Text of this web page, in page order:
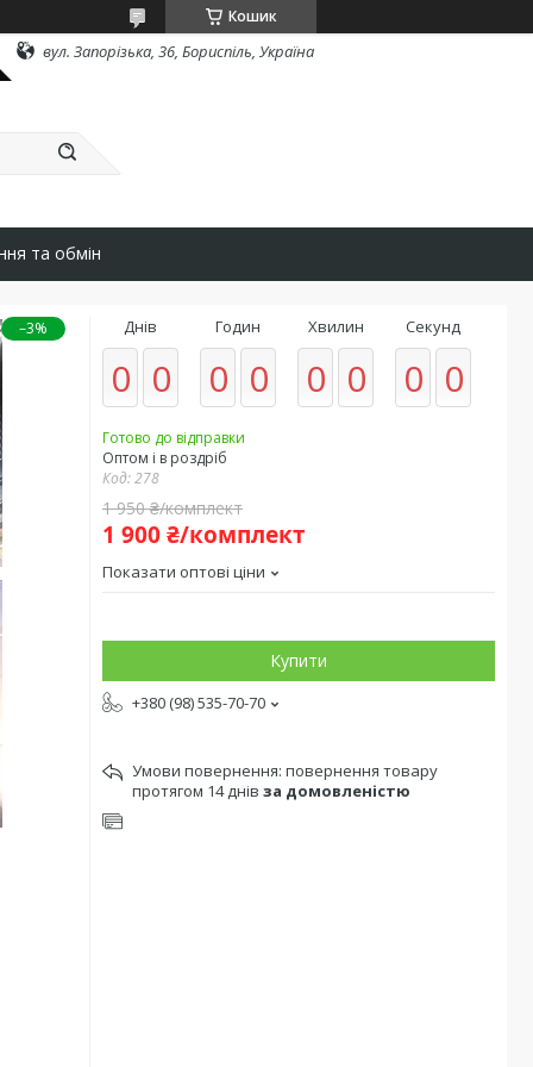
Кошик
вул. Запорізька, 36, Бориспіль, Україна
та обмін
–3% Днів
0 0
Годин
0 0
Хвилин
0 0
Секунд
0 0
Готово до відправки
Оптом і в роздріб
Код:278
1 950 ₴/комплект
1 900 ₴/комплект
Показати оптові ціни
Купити
+380 (98) 535-70-70
повернення товару
протягом 14 днів за домовленістю